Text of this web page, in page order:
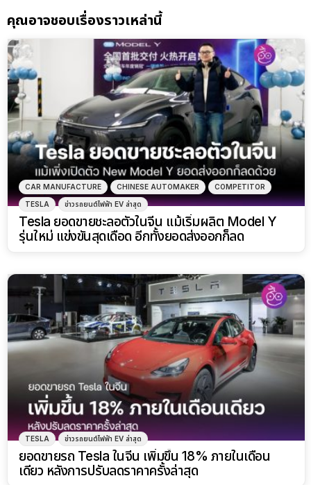
คุณอาจชอบเรื่องราวเหล่านี้
CAR MANUFACTURE CHINESE AUTOMAKER COMPETITOR
TESLA ข่าวรถยนต์ไฟฟ้า EV ล่าสุด
Tesla ยอดขายชะลอตัวในจีน แม้เริ่มผลิต Model Y
รุ่นใหม่ แข่งขันสุดเดือด อีกทั้งยอดส่งออกก็ลด
TESLA ข่าวรถยนต์ไฟฟ้า EV ล่าสุด
ยอดขายรถ Tesla ในจีน เพิ่มขึ้น 18% ภายในเดือน
เดียว หลังการปรับลดราคาครั้งล่าสุด